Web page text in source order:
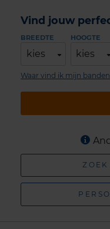
Vind jouw
BREEDTE
kies
HOOGTE
kies
Waar vind ik mijn